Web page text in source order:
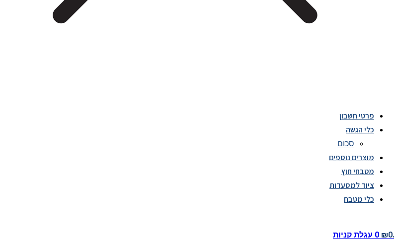
פרטי חשבון
כלי הגשה
סכום
מוצרים נוספים
מטבחי חוץ
ציוד למסעדות
כלי מטבח
₪
0 עגלת קניות